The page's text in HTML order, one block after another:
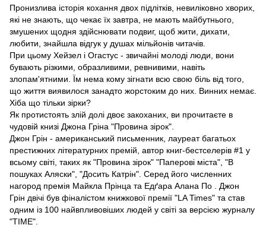
Пронизлива історія кохання двох підлітків, невиліковно хворих,
які не знають, що чекає їх завтра, не мають майбутнього,
змушених щодня здійснювати подвиг, щоб жити, дихати,
любити, знайшла відгук у душах мільйонів читачів.
При цьому Хейзел і Огастус - звичайні молоді люди, вони
бувають різкими, образливими, ревнивими, навіть
злопам'ятними. Їм нема кому зігнати всю свою біль від того,
що життя виявилося занадто жорстоким до них. Винних немає.
Хіба що тільки зірки?
Як протистоять злій долі двоє закоханих, ви прочитаєте в
чудовій книзі Джона Гріна "Провина зірок".
Джон Грін - американський письменник, лауреат багатьох
престижних літературних премій, автор книг-бестселерів #1 у
всьому світі, таких як "Провина зірок" "Паперові міста", "В
пошуках Аляски", "Досить Катрін". Серед його численних
нагород премія Майкла Прінца та Едґара Алана По . Джон
Грін двічі був фіналістом книжкової премії "LA Times" та став
одним із 100 найвпливовіших людей у світі за версією журналу
"TIME".